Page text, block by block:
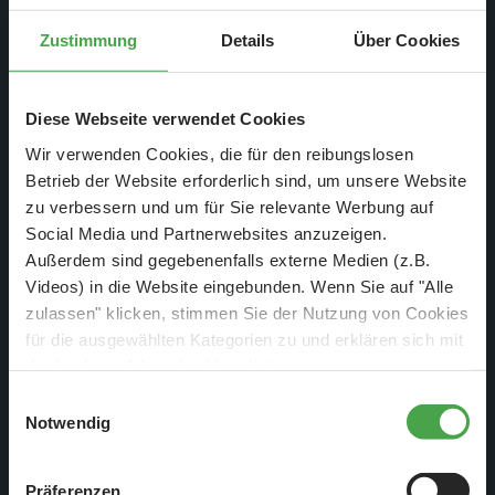
Zustimmung Details Über Cookies
Diese Webseite verwendet Cookies
Wir verwenden Cookies, die für den reibungslosen
Betrieb der Website erforderlich sind, um unsere Website
zu verbessern und um für Sie relevante Werbung auf
Social Media und Partnerwebsites anzuzeigen.
Außerdem sind gegebenenfalls externe Medien (z.B.
Videos) in die Website eingebunden. Wenn Sie auf "Alle
zulassen" klicken, stimmen Sie der Nutzung von Cookies
für die ausgewählten Kategorien zu und erklären sich mit
diese Einstellungen jederzeit über die Schaltfläche
zustimmen, beschränken wir uns auf die technisch
Notwendig
Präferenzen
Nr. 892
Montag, 27.11. - Sonntag, 03.12.2017
Weiterlesen